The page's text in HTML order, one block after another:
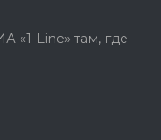
«1-Line» там, где